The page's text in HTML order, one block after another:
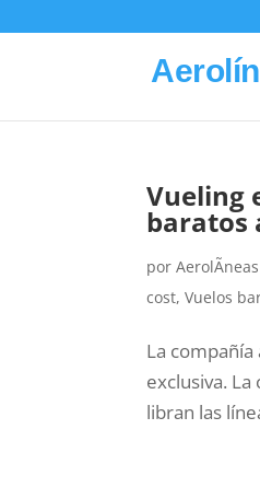
Vueling
baratos
por
cost,Vuelos
La
exclusiva.
libran las